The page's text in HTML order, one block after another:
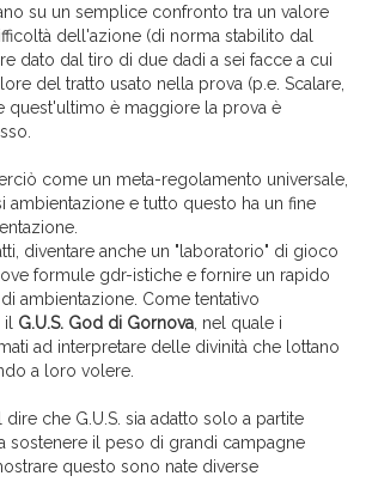
su un semplice confronto tra un valore
dell'azione (di norma stabilito dal
dato dal tiro di due dadi a sei facce a cui
del tratto usato nella prova (p.e. Scalare,
quest'ultimo è maggiore la prova è
come un meta-regolamento universale,
ambientazione e tutto questo ha un fine
diventare anche un "laboratorio" di gioco
formule gdr-istiche e fornire un rapido
ambientazione. Come tentativo
G.U.S. God di Gornova , nel quale i
ad interpretare delle divinità che lottano
a loro volere.
che G.U.S. sia adatto solo a partite
sostenere il peso di grandi campagne
questo sono nate diverse